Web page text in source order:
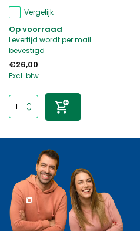
Vergelijk
Op voorraad
Levertijd wordt per mail
bevestigd
€26,00
Excl. btw